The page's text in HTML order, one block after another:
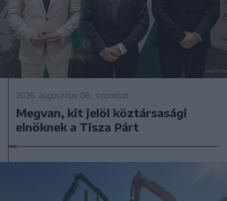
2026. augusztus 08., szombat
Megvan, kit jelöl köztársasági
elnöknek a Tisza Párt